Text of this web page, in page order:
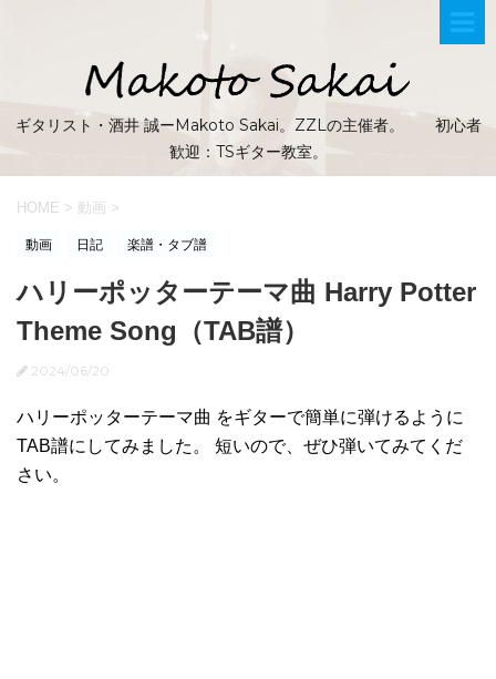
ギタリスト・酒井 誠ーMakoto Sakai。ZZLの主催者。 初心者
歓迎：TSギター教室。
HOME > 動画 >
動画 日記 楽譜・タブ譜
ハリーポッターテーマ曲 Harry Potter
Theme Song（TAB譜）
2024/06/20
ハリーポッターテーマ曲 をギターで簡単に弾けるように
TAB譜にしてみました。 短いので、ぜひ弾いてみてくだ
さい。